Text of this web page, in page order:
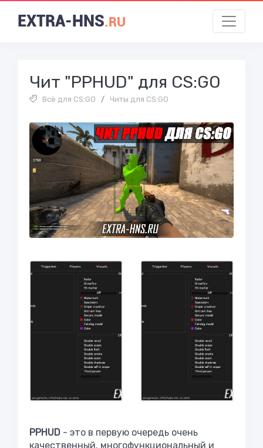
EXTRA-HNS.RU
Чит "PPHUD" для CS:GO
Всё для CS:GO / Читы для CS:GO
PPHUD - это в первую очередь очень
качественный, многофункциональный и